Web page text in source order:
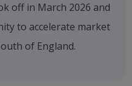
off in March 2026 and
to accelerate market
of England.